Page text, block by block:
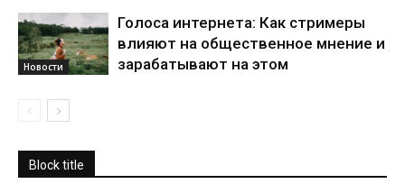
Новости
Голоса интернета: Как стримеры
влияют на общественное мнение и
зарабатывают на этом
Block title